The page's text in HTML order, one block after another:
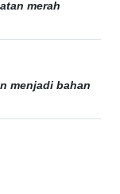
merah
menjadi bahan